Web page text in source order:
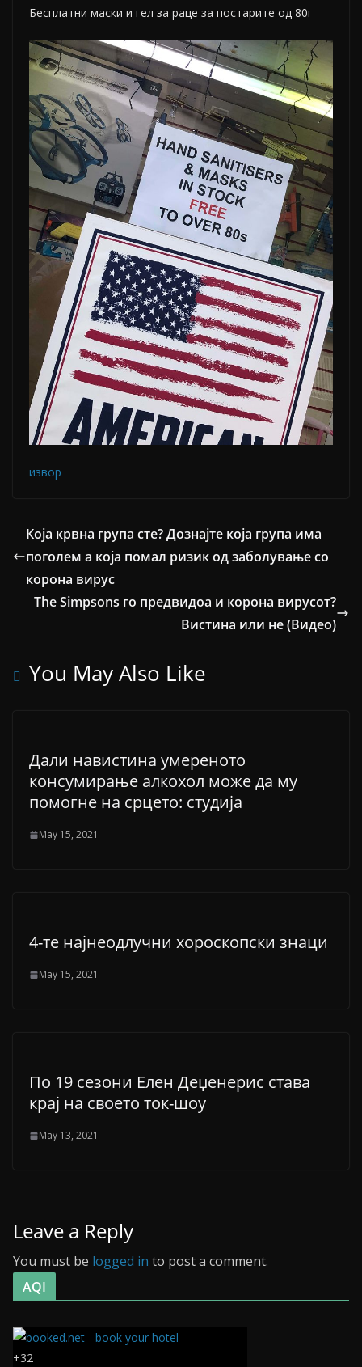
Бесплатни маски и гел за раце за постарите од 80г
извор
Која крвна група сте? Дознајте која група има
поголем а која помал ризик од заболување со
корона вирус
The Simpsons го предвидоа и корона вирусот?
Вистина или не (Видео)
You May Also Like
Дали навистина умереното
консумирање алкохол може да му
помогне на срцето: студија
May 15, 2021
4-те најнеодлучни хороскопски знаци
May 15, 2021
По 19 сезони Елен Деџенерис става
крај на своето ток-шоу
May 13, 2021
Leave a Reply
You must be logged in to post a comment.
AQI
+32